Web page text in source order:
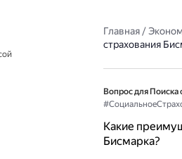
Главная/
страхования
Вопрос для Поиска
Какие
Бисмарка?